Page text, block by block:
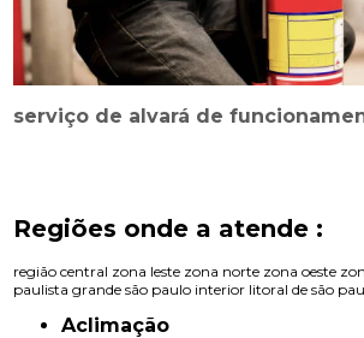
serviço de alvará de
Regiões onde a atende :
região central zona leste zona norte zona oeste
paulista grande são paulo interior litoral de são
Aclimação